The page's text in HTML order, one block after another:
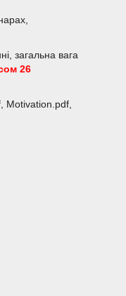
загальна вага
26
Motivation.pdf,